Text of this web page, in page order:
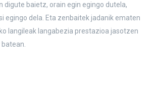
digute baietz, orain egin egingo dutela,
egingo dela. Eta zenbaitek jadanik ematen
langileak langabezia prestazioa jasotzen
batean.